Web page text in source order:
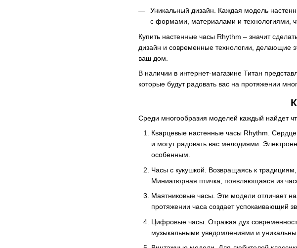
Уникальный дизайн. Каждая модель
с формами, материалами и технологиями,
Купить настенные часы Rhythm – значит
дизайн и современные технологии, делающие
ваш дом.
В наличии в интернет-магазине Титан
которые будут радовать вас на протяжении
Среди многообразия моделей каждый найдет
Кварцевые настенные часы Rhythm.
и могут радовать вас мелодиями.
особенным.
Часы с кукушкой. Возвращаясь к
Миниатюрная птичка, появляющаяся из
Маятниковые часы. Эти модели отличает
протяжении часа создает успокаивающий
Цифровые часы. Отражая дух
музыкальными уведомлениями и